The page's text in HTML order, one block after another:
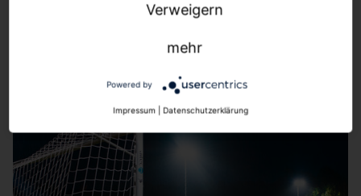
SITECO Connect Sports
Verweigern
mehr
Powered by
Impressum Datenschutzerklärung